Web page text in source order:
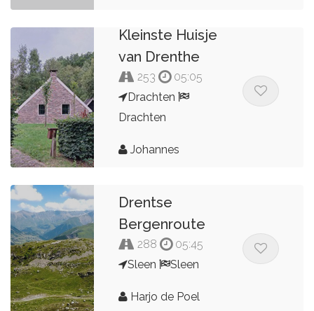
Kleinste Huisje
van Drenthe
253
05:05
Drachten
Drachten
Johannes
Drentse
Bergenroute
288
05:45
Sleen
Sleen
Harjo de Poel